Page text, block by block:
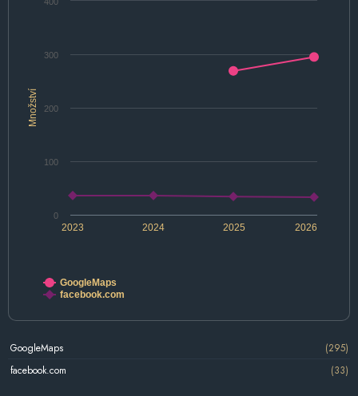
Množství
2024 2026
2023 2025
0
100
200
300
GoogleMaps
facebook.com
GoogleMaps
(295)
facebook.com
(33)